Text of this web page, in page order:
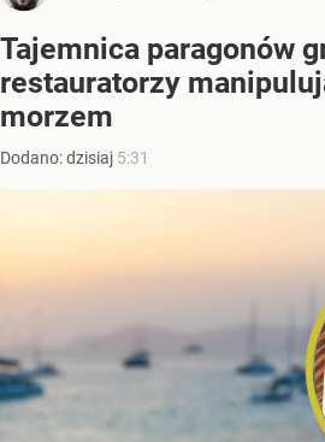
Tajemnica paragonów
restauratorzy
morzem
Dodano:dzisiaj 5:31